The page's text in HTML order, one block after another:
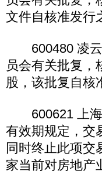
文件自核准发行
600480 凌云
员会有关批复，
股，该批复自核
600621 上海
有效期规定，交
同时终止此项交
家当前对房地产